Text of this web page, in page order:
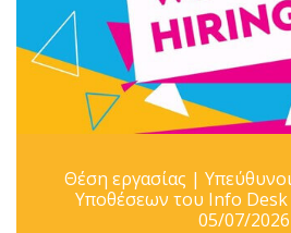
Θέση εργασίας |
Υποθέσεων του Info
05/07/2026